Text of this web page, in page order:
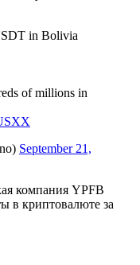
in Bolivia
of millions in
September 21,
компания YPFB
в криптовалюте за